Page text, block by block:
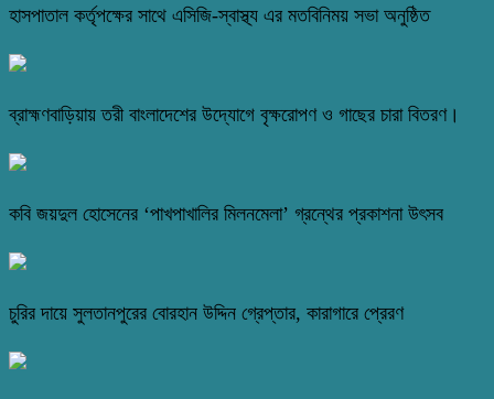
হাসপাতাল কর্তৃপক্ষের সাথে এসিজি-স্বাস্থ্য এর মতবিনিময় সভা অনুষ্ঠিত
ব্রাহ্মণবাড়িয়ায় তরী বাংলাদেশের উদ্যোগে বৃক্ষরোপণ ও গাছের চারা বিতরণ।
কবি জয়দুল হোসেনের ‘পাখপাখালির মিলনমেলা’ গ্রন্থের প্রকাশনা উৎসব
চুরির দায়ে সুলতানপুরের বোরহান উদ্দিন গ্রেপ্তার, কারাগারে প্রেরণ